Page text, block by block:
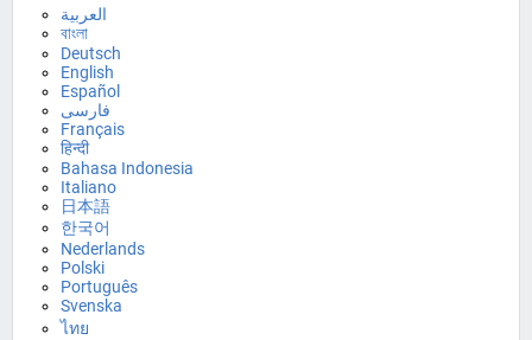
العربية
বাংলা
Deutsch
English
Español
فارسی
Français
हिन्दी
Bahasa Indonesia
Italiano
日本語
한국어
Nederlands
Polski
Português
Svenska
ไทย